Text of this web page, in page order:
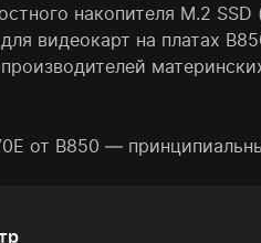
накопителя M.2
видеокарт на платах
от B850 —